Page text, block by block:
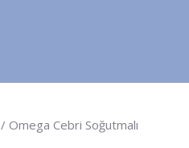
/ Omega Cebri Soğutmalı